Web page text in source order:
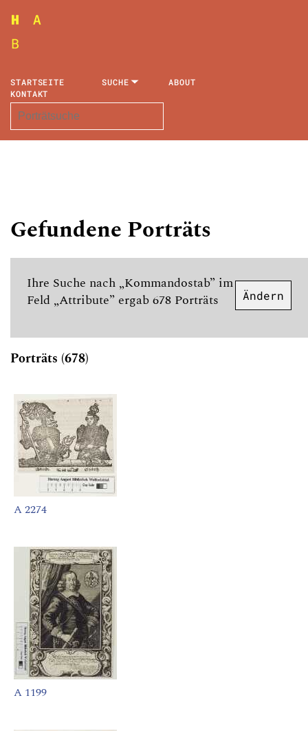
STARTSEITE SUCHE
ABOUT
KONTAKT
Gefundene Porträts
Ihre Suche nach „Kommandostab” im
Feld „Attribute” ergab 678 Porträts
Ändern
Porträts (678)
A 2274
A 1199